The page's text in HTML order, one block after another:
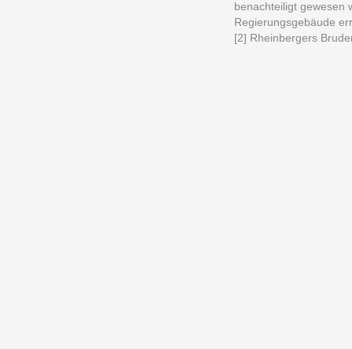
benachteiligt gewesen
Regierungsgebäude
[2] Rheinbergers